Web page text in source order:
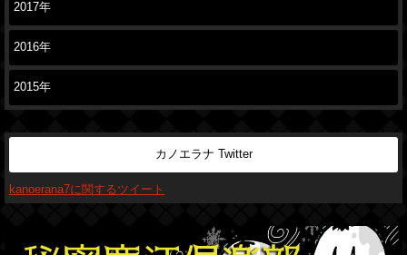
2017年
2016年
2015年
カノエラナ Twitter
kanoerana7に関するツイート